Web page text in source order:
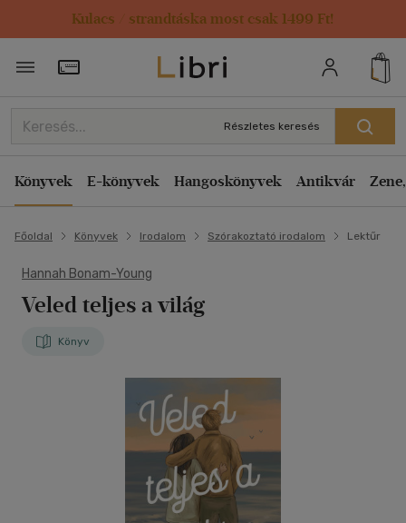
Kulacs / strandtáska most csak 1499 Ft!
Törzsvásárlói Kártya adatai
Részletes keresés
Könyvek E-könyvek Hangoskönyvek Antikvár
Főoldal Könyvek Irodalom Szórakoztató irodalom Lektűr
Hannah Bonam-Young
Veled teljes a világ
Könyv